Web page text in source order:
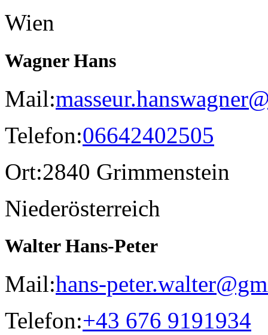
Wien
Wagner Hans
Mail:
Telefon:06642402505
Ort:2840 Grimmenstein
Niederösterreich
Walter Hans-Peter
Mail:hans-
Telefon:+43 676 9191934